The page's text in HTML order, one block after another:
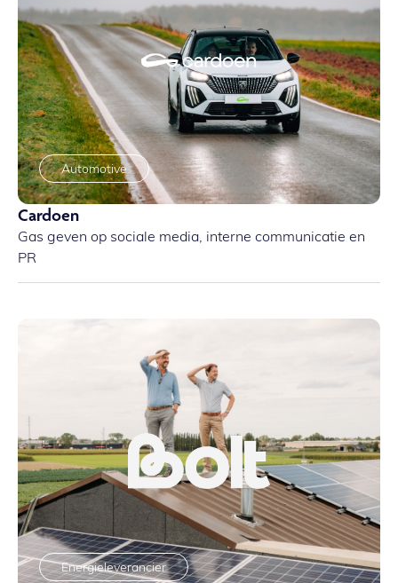
Automotive
Cardoen
Gas geven op sociale media, interne communicatie en
PR
Energieleverancier